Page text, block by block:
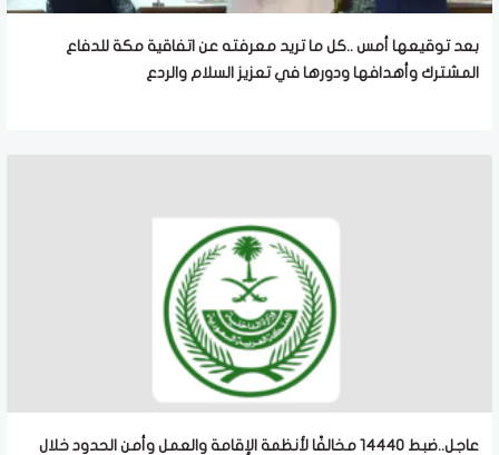
بعد توقيعها أمس ..كل ما تريد معرفته عن اتفاقية مكة للدفاع
المشترك وأهدافها ودورها في تعزيز السلام والردع
عاجل..ضبط 14440 مخالفًا لأنظمة الإقامة والعمل وأمن الحدود خلال